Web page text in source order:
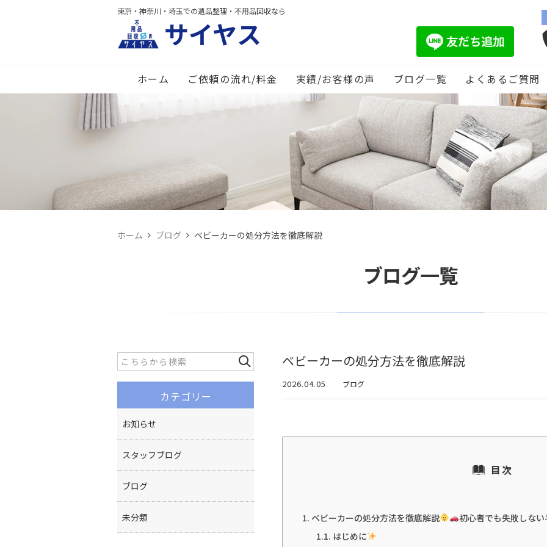
東京・神奈川・埼玉での遺品整理・不用品回収なら
サイヤス
ホーム ご依頼の流れ/料金 実績/お客様の声 ブログ一覧 よくあるご質問
ホーム ブログ ベビーカーの処分方法を徹底解説
ブログ一覧
ベビーカーの処分方法を徹底解説
2026.04.05 ブログ
目次
ベビーカーの処分方法を徹底解説
初心者でも失敗しな
はじめに
カテゴリー
お知らせ
スタッフブログ
ブログ
未分類